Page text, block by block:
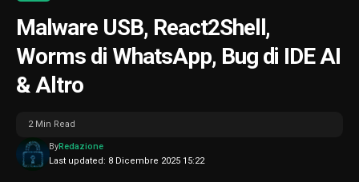
Malware USB, React2Shell,
Worms di WhatsApp, Bug di IDE AI
& Altro
Last updated: 8 Dicembre 2025 15:22
ByRedazione
2 Min Read